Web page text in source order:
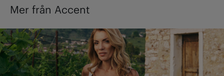
Mer från Accent